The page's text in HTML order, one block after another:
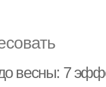
весны: 7